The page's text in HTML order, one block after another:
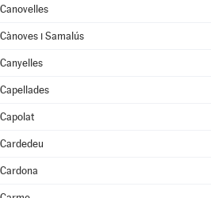
Canovelles
Cànoves i Samalús
Canyelles
Capellades
Capolat
Cardedeu
Cardona